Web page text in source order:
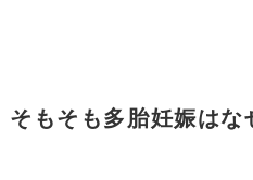
そもそも多胎妊娠はな